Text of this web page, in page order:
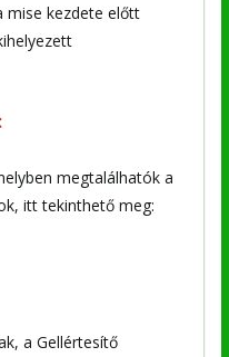
mise kezdete előtt
megtalálhatók a
itt tekinthető meg:
a Gellértesítő